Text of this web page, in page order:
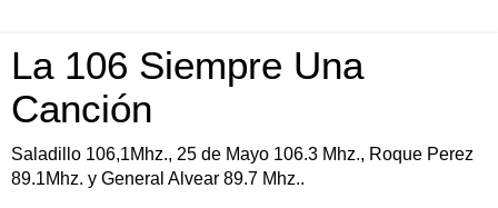
La 106 Siempre Una
Canción
Saladillo 106,1Mhz., 25 de Mayo 106.3 Mhz., Roque Perez
89.1Mhz. y General Alvear 89.7 Mhz..